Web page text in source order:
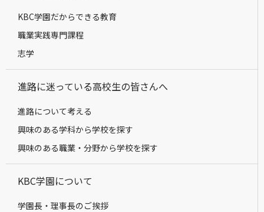
KBC学園だからできる教育
職業実践専門課程
志学
進路に迷っている高校生の皆さんへ
進路について考える
興味のある学科から学校を探す
興味のある職業・分野から学校を探す
KBC学園について
学園長・理事長のご挨拶